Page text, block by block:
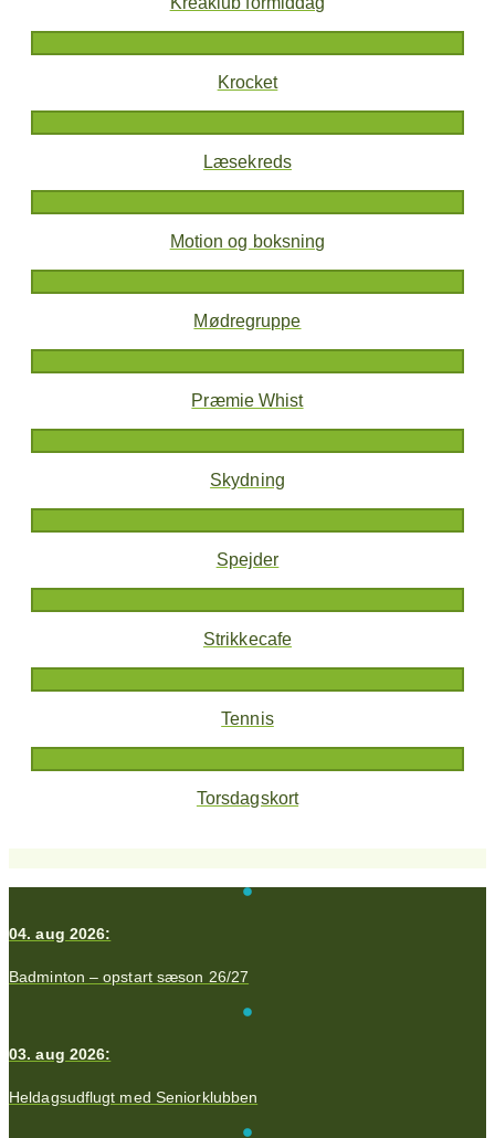
Krocket
Læsekreds
Motion og boksning
Mødregruppe
Præmie Whist
Skydning
Spejder
Strikkecafe
Tennis
Torsdagskort
04. aug 2026:
Badminton – opstart sæson 26/27
03. aug 2026:
Heldagsudflugt med Seniorklubben